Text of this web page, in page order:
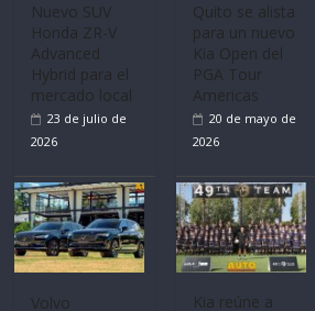
Volvo
reingresa a
Ecuador de la
mano de
Inchcape y
lanza dos
PHEV
2026
La FEDAK
recibe 12
Sinotruk
Bolden para
cubrir las rutas
de La Vuelta
31 de julio de